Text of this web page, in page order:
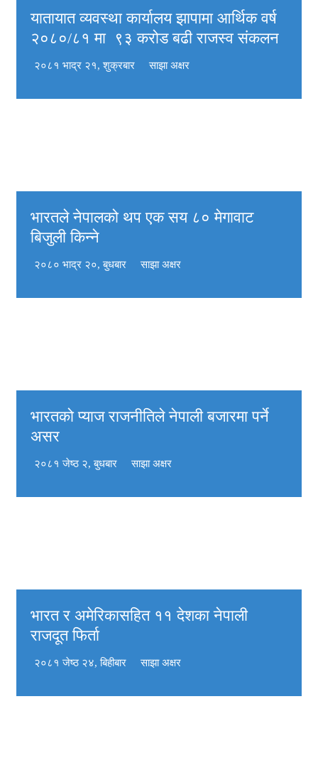
यातायात व्यवस्था कार्यालय झापामा आर्थिक वर्ष
२०८०/८१ मा ९३ करोड बढी राजस्व संकलन
२०८१ भाद्र २१, शुक्रबार साझा अक्षर
भारतले नेपालको थप एक सय ८० मेगावाट
बिजुली किन्ने
२०८० भाद्र २०, बुधबार साझा अक्षर
भारतको प्याज राजनीतिले नेपाली बजारमा पर्ने
असर
२०८१ जेष्ठ २, बुधबार साझा अक्षर
भारत र अमेरिकासहित ११ देशका नेपाली
राजदूत फिर्ता
२०८१ जेष्ठ २४, बिहीबार साझा अक्षर